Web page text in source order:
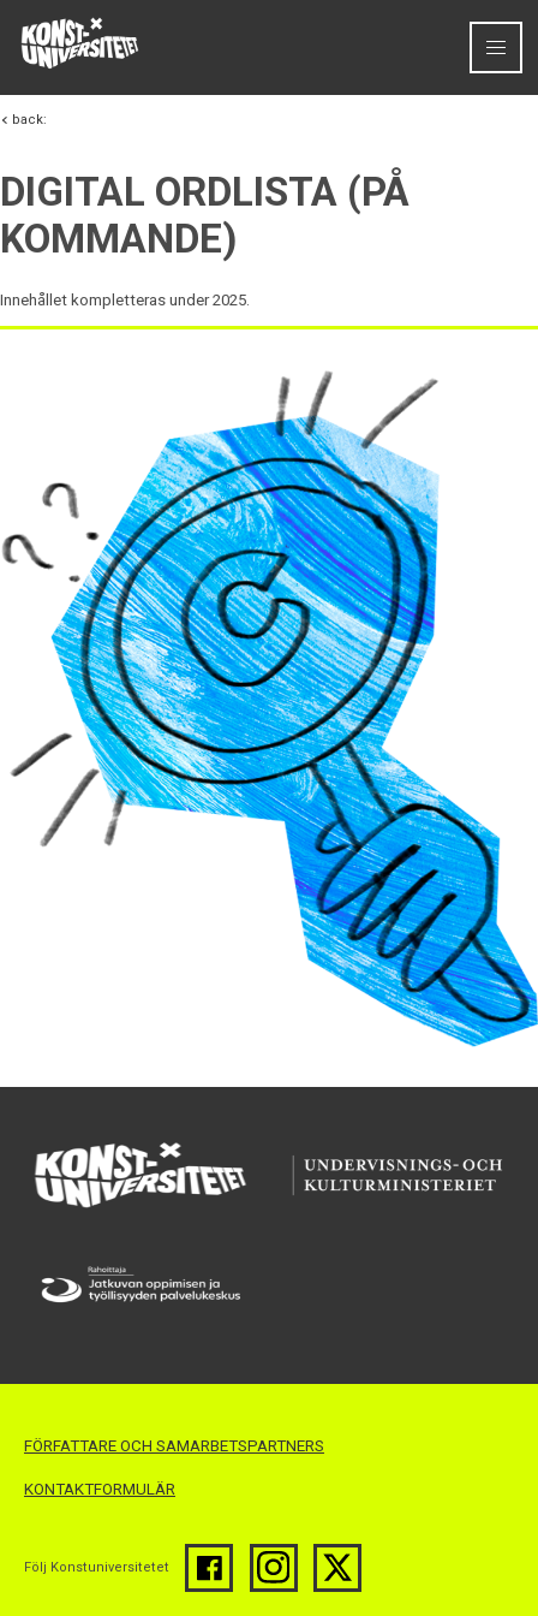
Skip to content
back:
DIGITAL ORDLISTA (PÅ
KOMMANDE)
Innehållet kompletteras under 2025.
FÖRFATTARE OCH SAMARBETSPARTNERS
KONTAKTFORMULÄR
Följ Konstuniversitetet